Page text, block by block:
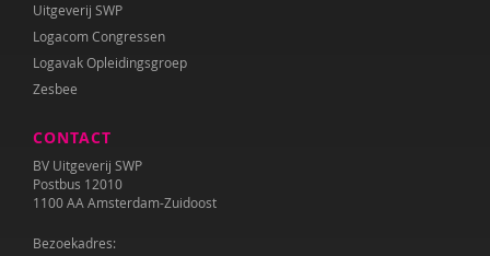
Kim van den Berg
Maria Hetty van den Berg
Remco van den Berg
Tonny van den Berg
Willeke van den Berg-Meijerhoven
Uitgeverij SWP
Logacom Congressen
Logavak Opleidingsgroep
Zesbee
CONTACT
BV Uitgeverij SWP
Postbus 12010
1100 AA Amsterdam-Zuidoost
Bezoekadres: